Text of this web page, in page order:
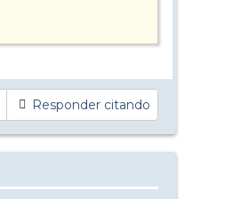
Responder citando